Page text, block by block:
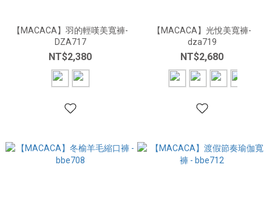
【MACACA】羽的輕嘆美寬褲-
DZA717
NT$2,380
【MACACA】光悅美寬褲-
dza719
NT$2,680